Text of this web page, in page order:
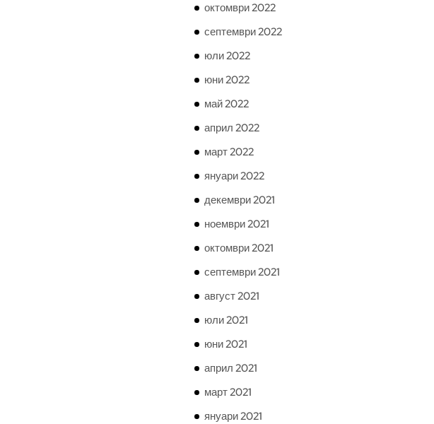
октомври 2022
септември 2022
юли 2022
юни 2022
май 2022
април 2022
март 2022
януари 2022
декември 2021
ноември 2021
октомври 2021
септември 2021
август 2021
юли 2021
юни 2021
април 2021
март 2021
януари 2021